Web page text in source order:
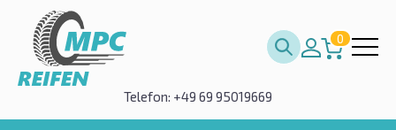
0
Telefon: +49 69 95019669